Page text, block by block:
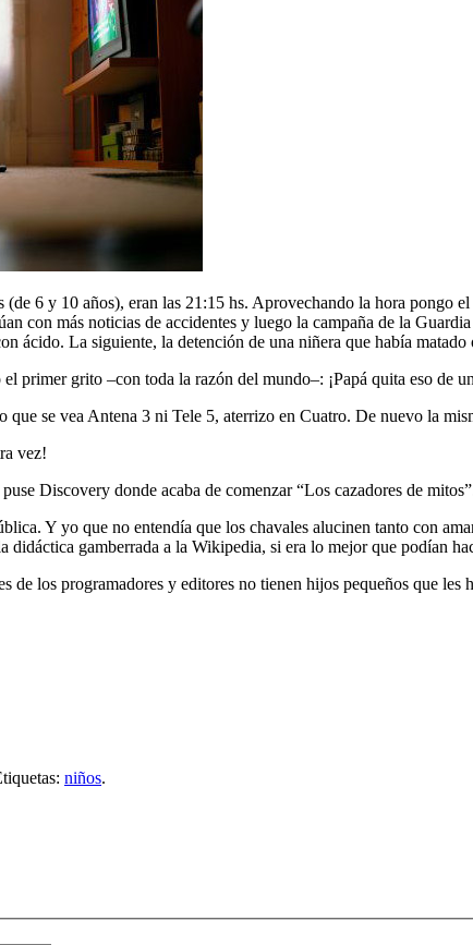
(de 6 y 10 años), eran las 21:15 hs. Aprovechando la hora
con más noticias de accidentes y luego la campaña de la
ácido. La siguiente, la detención de una niñera que había
primer grito –con toda la razón del mundo–: ¡Papá quita eso de
que se vea Antena 3 ni Tele 5, aterrizo en Cuatro. De nuevo la
vez!
Discovery donde acaba de comenzar “Los cazadores de
Y yo que no entendía que los chavales alucinen tanto con
didáctica gamberrada a la Wikipedia, si era lo mejor que podían
de los programadores y editores no tienen hijos pequeños que
niños.